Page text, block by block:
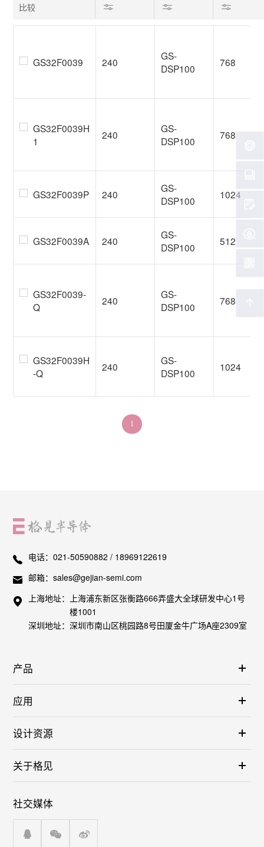
比较
GS32F0039 240
GS-
DSP100
768
GS32F0039H
1
240
GS-
DSP100
768
GS32F0039P 240
GS-
DSP100
1024
GS32F0039A 240
GS-
DSP100
512
GS32F0039-
Q
240
GS-
DSP100
768
GS32F0039H
-Q
240
GS-
DSP100
1024
1
电话：021-50590882 / 18969122619
邮箱：sales@gejian-semi.com
上海地址：
上海浦东新区张衡路666弄盛大全球研发中心1号
楼1001
深圳地址：深圳市南山区桃园路8号田厦金牛广场A座2309室
产品
应用
设计资源
关于格见
社交媒体